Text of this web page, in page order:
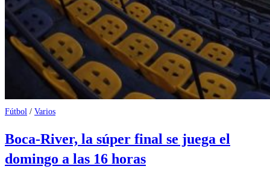
Fútbol / Varios
Boca-River, la súper final se juega el
domingo a las 16 horas